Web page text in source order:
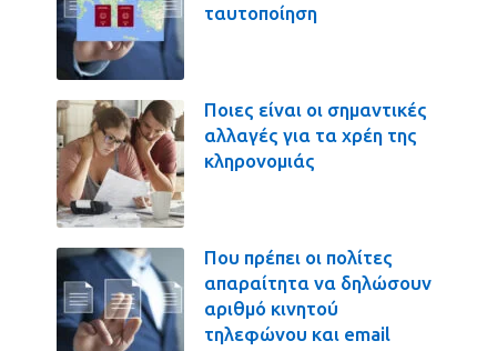
ταυτοποίηση
Ποιες είναι οι σημαντικές
αλλαγές για τα χρέη της
κληρονομιάς
Που πρέπει οι πολίτες
απαραίτητα να δηλώσουν
αριθμό κινητού
τηλεφώνου και email